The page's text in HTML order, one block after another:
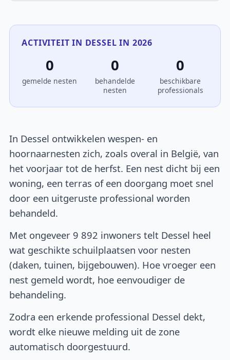
ACTIVITEIT IN DESSEL IN 2026
0
gemelde nesten
0
behandelde
nesten
0
beschikbare
professionals
In Dessel ontwikkelen wespen- en
hoornaarnesten zich, zoals overal in België, van
het voorjaar tot de herfst. Een nest dicht bij een
woning, een terras of een doorgang moet snel
door een uitgeruste professional worden
behandeld.
Met ongeveer 9 892 inwoners telt Dessel heel
wat geschikte schuilplaatsen voor nesten
(daken, tuinen, bijgebouwen). Hoe vroeger een
nest gemeld wordt, hoe eenvoudiger de
behandeling.
Zodra een erkende professional Dessel dekt,
wordt elke nieuwe melding uit de zone
automatisch doorgestuurd.